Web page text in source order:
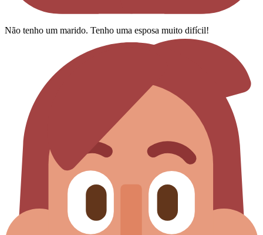
Não tenho um marido. Tenho uma esposa muito difícil!